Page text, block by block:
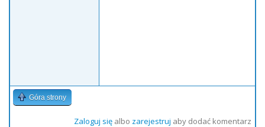
Góra strony
Zaloguj sięalbo zarejestruj aby dodać komentarz